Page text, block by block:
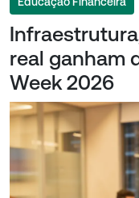
real ganham
Week 2026